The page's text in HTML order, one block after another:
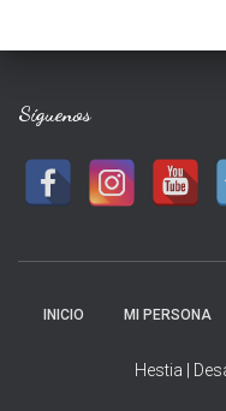
Síguenos
INICIO MI PERSONA
Hestia |